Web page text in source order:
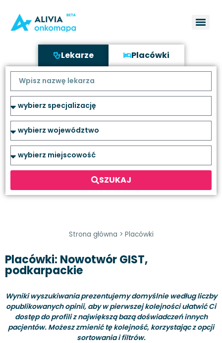
Lekarze Placówki
SZUKAJ
Strona główna > Placówki
Placówki: Nowotwór GIST,
podkarpackie
Wyniki wyszukiwania prezentujemy domyślnie według liczby
opublikowanych opinii, aby w pierwszej kolejności ułatwić Ci
dostęp do profili z największą bazą doświadczeń innych
pacjentów. Możesz zmienić tę kolejność, korzystając z opcji
sortowania i filtrów.